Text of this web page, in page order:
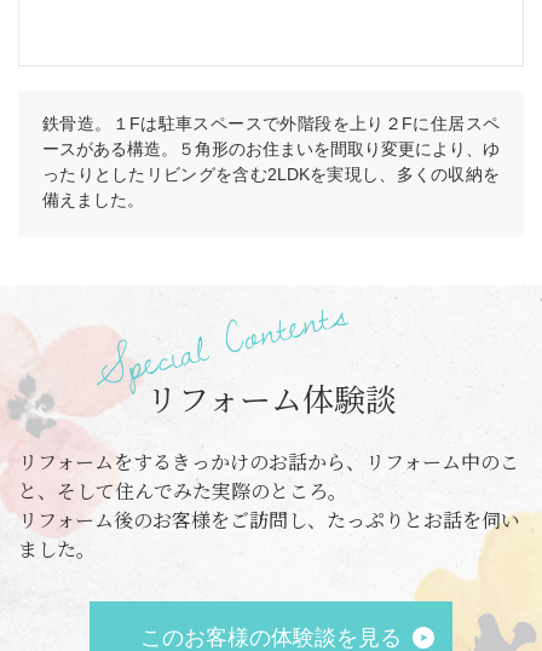
鉄骨造。１Fは駐車スペースで外階段を上り２Fに住居スペ
ースがある構造。５角形のお住まいを間取り変更により、ゆ
ったりとしたリビングを含む2LDKを実現し、多くの収納を
備えました。
リフォーム体験談
リフォームをするきっかけのお話から、リフォーム中のこ
と、そして住んでみた実際のところ。
リフォーム後のお客様をご訪問し、たっぷりとお話を伺い
ました。
このお客様の体験談を見る